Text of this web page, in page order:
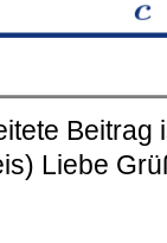
Liebe